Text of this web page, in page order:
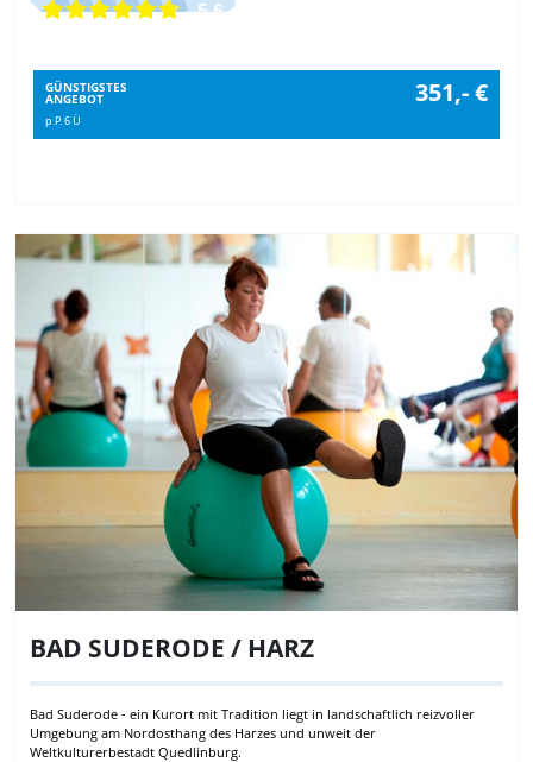
5.6
GÜNSTIGSTES
ANGEBOT 351,- €
p.P. 6 Ü
BAD SUDERODE / HARZ
Bad Suderode - ein Kurort mit Tradition liegt in landschaftlich reizvoller
Umgebung am Nordosthang des Harzes und unweit der
Weltkulturerbestadt Quedlinburg.